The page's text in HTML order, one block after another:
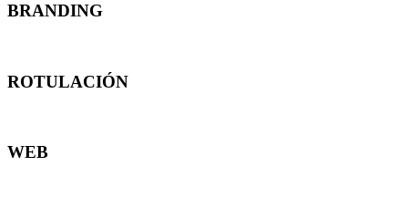
BRANDING
ROTULACIÓN
WEB